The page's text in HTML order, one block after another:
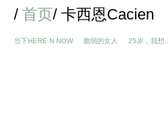
/ 首页/ 卡西恩Cacien
当下HERE N NOW 脆弱的女人 25岁，我想...